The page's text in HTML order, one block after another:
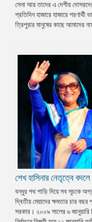
প্রেস
রিলিজ
গ্যালারি
ইশতেহার
সেনা আর তাদের এ দেশীয়
প্রতিদিন হাজারে হাজারে
ত্রিপুরার মানুষের কাছে আমাদের
শেখ হাসিনার নেতৃত্বে বদলে
বন্ধুর পথ পাড়ি দিয়ে সব সূচকে
দ্বিতীয় মেয়াদের ক্ষমতার চার
সরকার। ২০০৯ সালের ৬ জানুয়ারি